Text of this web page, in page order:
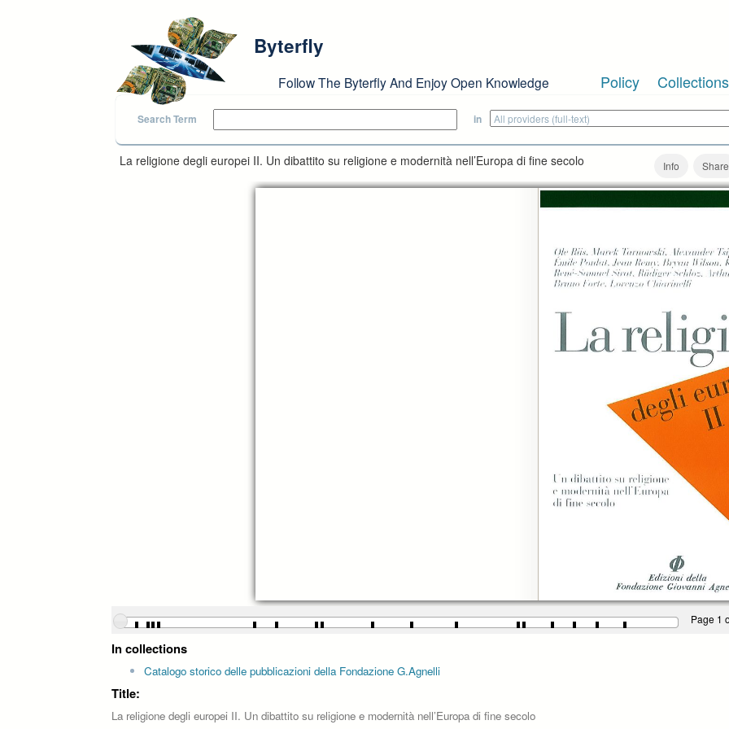
Byterfly
Follow The Byterfly And Enjoy Open Knowledge Policy Collections
Search Term in
La religione degli europei II. Un dibattito su religione e modernità nell’Europa di fine secolo Info Share
Page 1
In collections
Catalogo storico delle pubblicazioni della Fondazione G.Agnelli
Title:
La religione degli europei II. Un dibattito su religione e modernità nell’Europa di fine secolo